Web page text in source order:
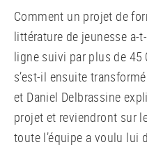
Comment un projet de
littérature de jeunesse a-
ligne suivi par plus de
s’est-il ensuite
et Daniel Delbrassine
projet et reviendront sur
toute l’équipe a voulu lui